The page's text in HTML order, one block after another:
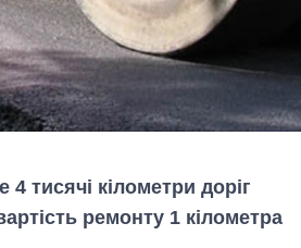
тисячі кілометри доріг
ремонту 1 кілометра